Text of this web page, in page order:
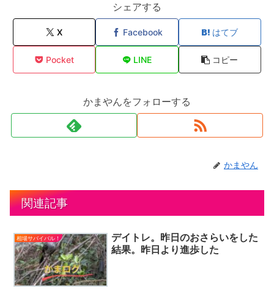
シェアする
X Facebook はてブ
Pocket LINE コピー
かまやんをフォローする
かまやん
関連記事
相場サバイバル！
デイトレ。昨日のおさらいをした
結果。昨日より進歩した